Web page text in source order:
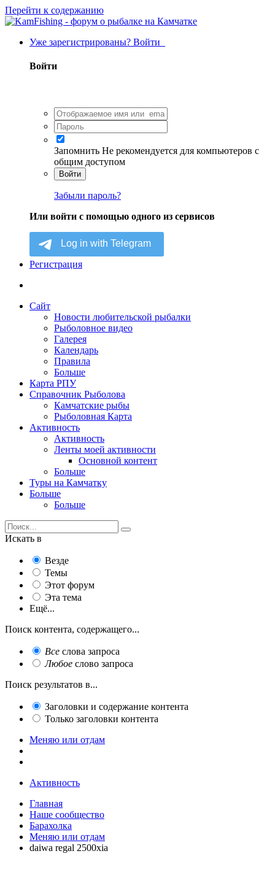
Перейти к содержанию
Уже зарегистрированы? Войти
Войти
Запомнить Не рекомендуется для компьютеров с
общим доступом
Войти
Забыли пароль?
Или войти с помощью одного из сервисов
Регистрация
Сайт
Новости любительской рыбалки
Рыболовное видео
Галерея
Календарь
Правила
Больше
Карта РПУ
Справочник Рыболова
Камчатские рыбы
Рыболовная Карта
Активность
Активность
Ленты моей активности
Основной контент
Больше
Туры на Камчатку
Больше
Больше
Искать в
Везде
Темы
Этот форум
Эта тема
Ещё...
Поиск контента, содержащего...
Все слова запроса
Любое слово запроса
Поиск результатов в...
Заголовки и содержание контента
Только заголовки контента
Меняю или отдам
Активность
Главная
Наше сообщество
Барахолка
Меняю или отдам
daiwa regal 2500xia